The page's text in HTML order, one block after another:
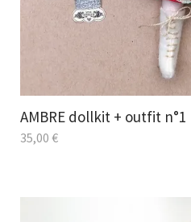
AMBRE dollkit + outfit n°1
35,00 €